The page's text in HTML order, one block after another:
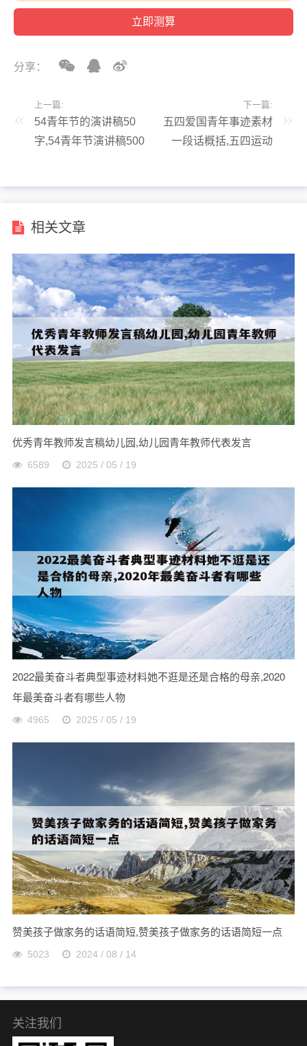
分享：
上一篇:
54青年节的演讲稿50
字,54青年节演讲稿500
下一篇:
五四爱国青年事迹素材
一段话概括,五四运动
相关文章
优秀青年教师发言稿幼儿园,幼儿园青年教师代表发言
6589 2025 / 05 / 19
2022最美奋斗者典型事迹材料她不逛是还是合格的母亲,2020
年最美奋斗者有哪些人物
4965 2025 / 05 / 19
赞美孩子做家务的话语简短,赞美孩子做家务的话语简短一点
5023 2024 / 08 / 14
关注我们